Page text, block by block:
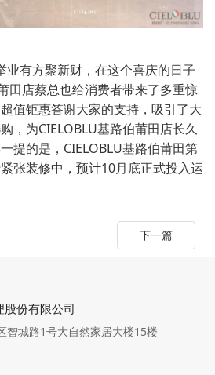
有方聚新财，在这个喜庆的日子
田店蔡总也给消费者带来了多重惊
值钜惠答谢大家的支持，吸引了大
，为CIELOBLU基路伯莆田店长久
提的是，CIELOBLU基路伯莆田第
张装修中，预计10月底正式投入运
下一篇
份有限公司
智城路1号大自然家居大楼15楼